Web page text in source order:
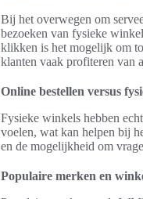
Bij het overwegen om
bezoeken van fysieke
klikken is het mogelijk om
klanten vaak profiteren van
Online bestellen versus
Fysieke winkels hebben
voelen, wat kan helpen bij
en de mogelijkheid om
Populaire merken en